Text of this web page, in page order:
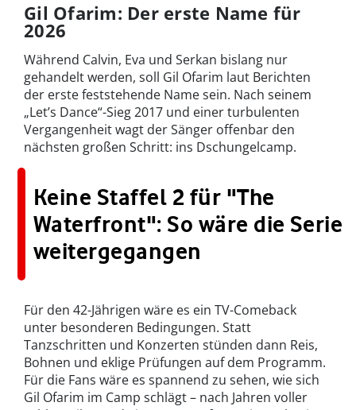
Gil Ofarim: Der erste Name für
2026
Während Calvin, Eva und Serkan bislang nur
gehandelt werden, soll Gil Ofarim laut Berichten
der erste feststehende Name sein. Nach seinem
„Let’s Dance“-Sieg 2017 und einer turbulenten
Vergangenheit wagt der Sänger offenbar den
nächsten großen Schritt: ins Dschungelcamp.
Keine Staffel 2 für "The
Waterfront": So wäre die Serie
weitergegangen
Für den 42-Jährigen wäre es ein TV-Comeback
unter besonderen Bedingungen. Statt
Tanzschritten und Konzerten stünden dann Reis,
Bohnen und eklige Prüfungen auf dem Programm.
Für die Fans wäre es spannend zu sehen, wie sich
Gil Ofarim im Camp schlägt – nach Jahren voller